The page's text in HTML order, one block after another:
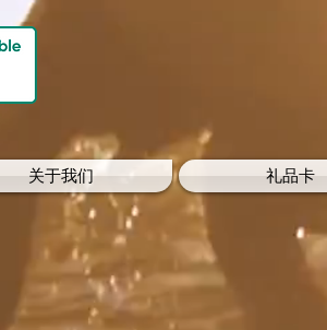
关于我们 礼品卡